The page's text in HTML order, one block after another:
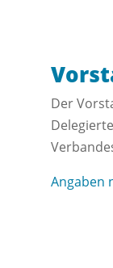
Der
Angaben